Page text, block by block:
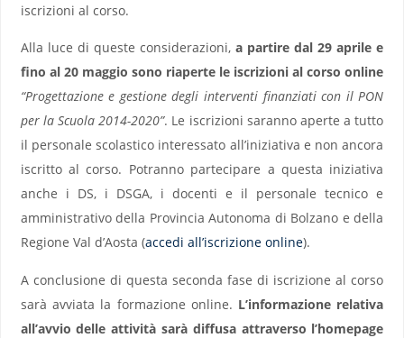
iscrizioni al corso.
Alla luce di queste considerazioni, a partire dal 29 aprile e
fino al 20 maggio sono riaperte le iscrizioni al corso online
“Progettazione e gestione degli interventi finanziati con il PON
per la Scuola 2014-2020”. Le iscrizioni saranno aperte a tutto
il personale scolastico interessato all’iniziativa e non ancora
iscritto al corso. Potranno partecipare a questa iniziativa
anche i DS, i DSGA, i docenti e il personale tecnico e
amministrativo della Provincia Autonoma di Bolzano e della
Regione Val d’Aosta (accedi all’iscrizione online).
A conclusione di questa seconda fase di iscrizione al corso
sarà avviata la formazione online. L’informazione relativa
all’avvio delle attività sarà diffusa attraverso l’homepage